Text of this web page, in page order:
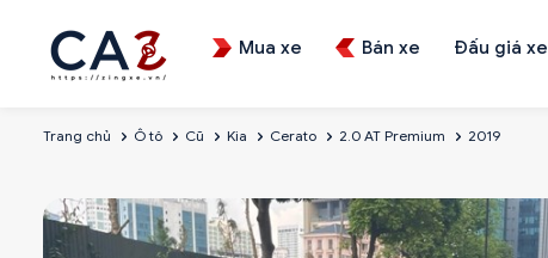
Mua xe Bán xe Đấu giá xe
Trang chủ Ô tô Cũ Kia Cerato 2.0 AT Premium 2019